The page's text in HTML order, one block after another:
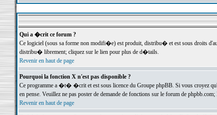
Qui a �crit ce forum ?
Ce logiciel (sous sa forme non modifi�e) est produit, distribu� et est sous droits
distribu� librement; cliquez sur le lien pour plus de d�tails.
Revenir en haut de page
Pourquoi la fonction X n'est pas disponible ?
Ce programme a �t� �crit et est sous licence du Groupe phpBB. Si vous croyez
en pense. Veuillez ne pas poster de demande de fonctions sur le forum de
Revenir en haut de page